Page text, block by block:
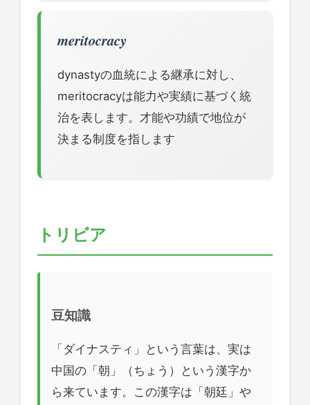
meritocracy
dynastyの血統による継承に対し、
meritocracyは能力や実績に基づく統
治を表します。才能や功績で地位が
決まる制度を指します
トリビア
豆知識
「ダイナスティ」という言葉は、実は
中国の「朝」（ちょう）という漢字か
ら来ています。この漢字は「朝廷」や